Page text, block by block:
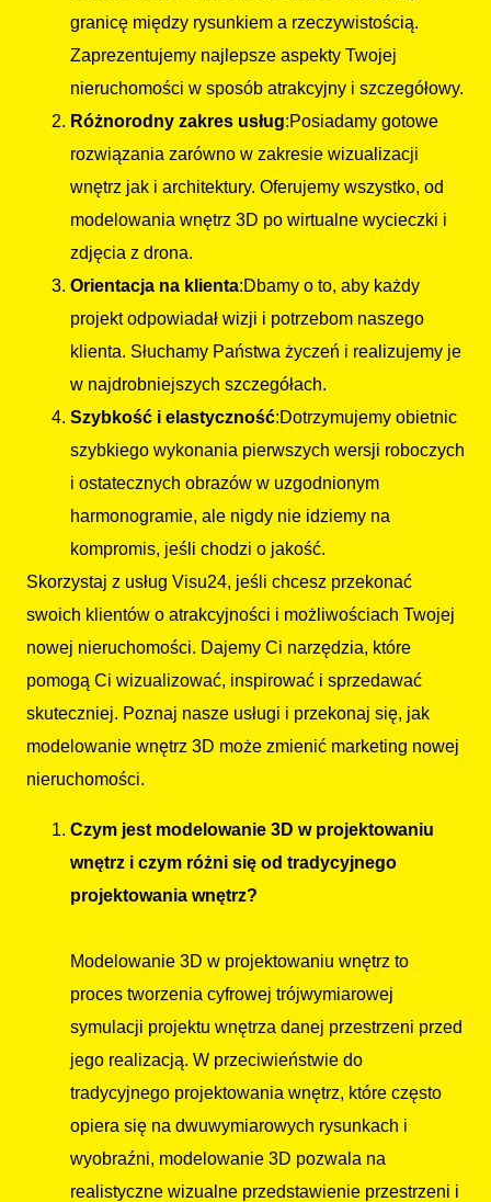
granicę między rysunkiem a rzeczywistością.
Zaprezentujemy najlepsze aspekty Twojej
nieruchomości w sposób atrakcyjny i szczegółowy.
Różnorodny zakres usług:Posiadamy gotowe
rozwiązania zarówno w zakresie wizualizacji
wnętrz jak i architektury. Oferujemy wszystko, od
modelowania wnętrz 3D po wirtualne wycieczki i
zdjęcia z drona.
Orientacja na klienta:Dbamy o to, aby każdy
projekt odpowiadał wizji i potrzebom naszego
klienta. Słuchamy Państwa życzeń i realizujemy je
w najdrobniejszych szczegółach.
Szybkość i elastyczność:Dotrzymujemy obietnic
szybkiego wykonania pierwszych wersji roboczych
i ostatecznych obrazów w uzgodnionym
harmonogramie, ale nigdy nie idziemy na
kompromis, jeśli chodzi o jakość.
Skorzystaj z usług Visu24, jeśli chcesz przekonać
swoich klientów o atrakcyjności i możliwościach Twojej
nowej nieruchomości. Dajemy Ci narzędzia, które
pomogą Ci wizualizować, inspirować i sprzedawać
skuteczniej. Poznaj nasze usługi i przekonaj się, jak
modelowanie wnętrz 3D może zmienić marketing nowej
nieruchomości.
Czym jest modelowanie 3D w projektowaniu
wnętrz i czym różni się od tradycyjnego
projektowania wnętrz?
Modelowanie 3D w projektowaniu wnętrz to
proces tworzenia cyfrowej trójwymiarowej
symulacji projektu wnętrza danej przestrzeni przed
jego realizacją. W przeciwieństwie do
tradycyjnego projektowania wnętrz, które często
opiera się na dwuwymiarowych rysunkach i
wyobraźni, modelowanie 3D pozwala na
realistyczne wizualne przedstawienie przestrzeni i